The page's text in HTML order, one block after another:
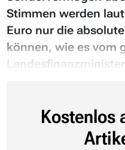
Stimmen werden
Euro nur die
können, wie es vom
Landesfinanzminister
Kostenlos